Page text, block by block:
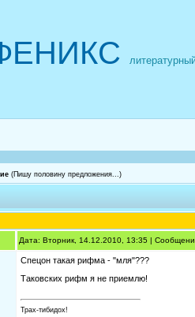
(Пишу половину предложения...)
Дата: Вторник, 14.12.2010, 13:35 |
Спецон такая рифма - "мля"???
Таковских рифм я не приемлю!
Трах-тибидох!